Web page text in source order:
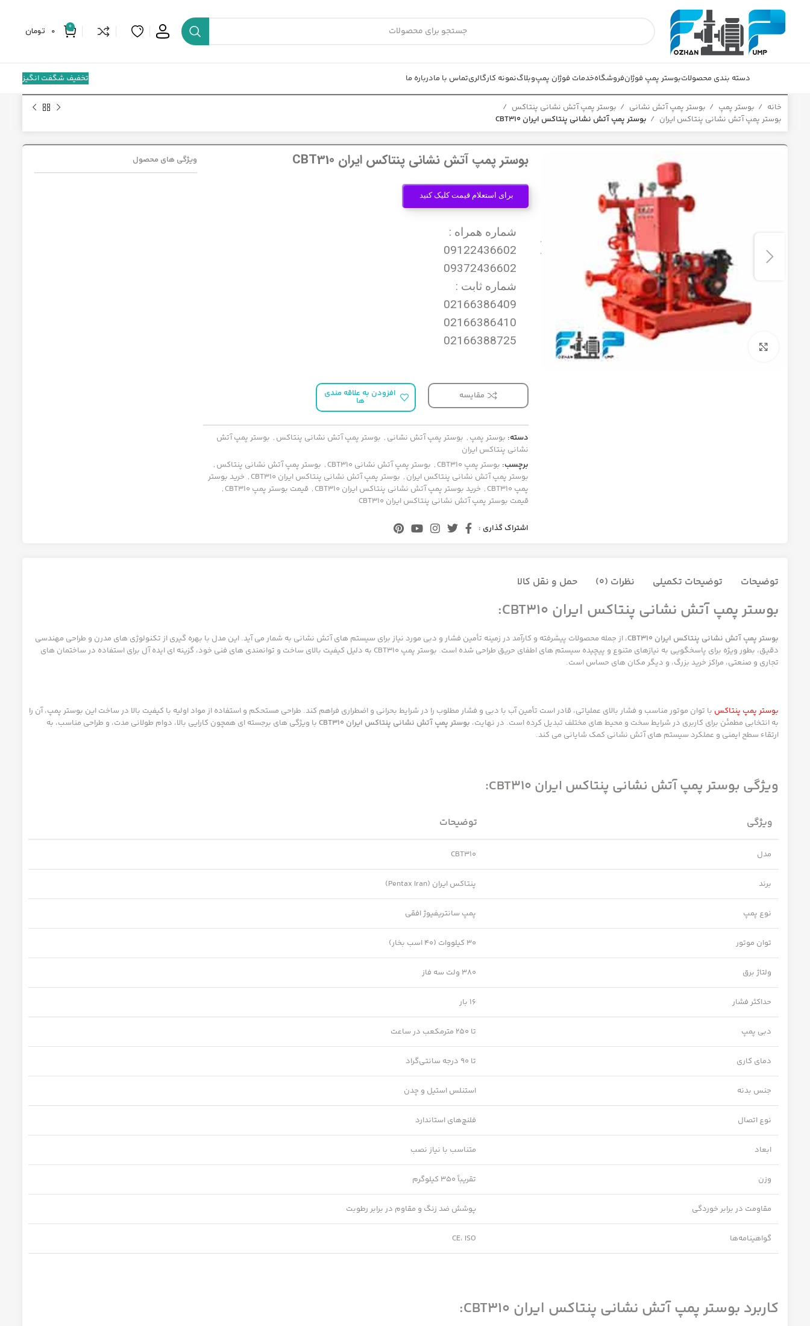
0
0 تومان
دسته بندی محصولاتبوستر پمپ فوژانفروشگاهخدمات فوژان پمپوبلاگنمونه کارگالریتماس با مادرباره ما تخفیف شگفت انگیز
خانه بوستر پمپ بوستر پمپ آتش نشانی
بوستر پمپ آتش نشانی پنتاکس
بوستر پمپ آتش نشانی پنتاکس ایران
بوستر پمپ آتش نشانی پنتاکس ایران CBT310
بوستر پمپ آتش نشانی پنتاکس ایران CBT310
برای استعلام قیمت کلیک کنید
شماره همراه :
09122436602
09372436602
شماره ثابت :
02166386409
02166386410
02166388725
مقایسه افزودن به علاقه مندی
ها
دسته: بوستر پمپ , بوستر پمپ آتش نشانی , بوستر پمپ آتش نشانی پنتاکس , بوستر پمپ آتش
نشانی پنتاکس ایران
برچسب: بوستر پمپ CBT310 , بوستر پمپ آتش نشانی CBT310 , بوستر پمپ آتش نشانی پنتاکس ,
بوستر پمپ آتش نشانی پنتاکس ایران , بوستر پمپ آتش نشانی پنتاکس ایران CBT310 , خرید بوستر
پمپ CBT310
, خرید بوستر پمپ آتش نشانی پنتاکس ایران CBT310 , قیمت بوستر پمپ CBT310
,
قیمت بوستر پمپ آتش نشانی پنتاکس ایران CBT310
اشتراک گذاری :
ویژگی های محصول
توضیحات توضیحات تکمیلی نظرات (0) حمل و نقل کالا
بوستر پمپ آتش نشانی پنتاکس ایران CBT310:
بوستر پمپ آتش نشانی پنتاکس ایران CBT310
، از جمله محصولات پیشرفته و کارآمد در زمینه تأمین فشار و دبی مورد نیاز برای سیستم های آتش نشانی به شمار می آید. این مدل با بهره گیری از تکنولوژی های مدرن و طراحی مهندسی
دقیق، بطور ویژه برای پاسخگویی به نیازهای متنوع و پیچیده سیستم های اطفای حریق طراحی شده است. بوستر پمپ CBT310 به دلیل کیفیت بالای ساخت و توانمندی های فنی خود، گزینه ای ایده آل برای استفاده در ساختمان های
تجاری و صنعتی، مراکز خرید بزرگ، و دیگر مکان های حساس است.
بوستر پمپ پنتاکس با توان موتور مناسب و فشار بالای عملیاتی، قادر است تأمین آب با دبی و فشار مطلوب را در شرایط بحرانی و اضطراری فراهم کند. طراحی مستحکم و استفاده از مواد اولیه با کیفیت بالا در ساخت این بوستر پمپ، آن را
به انتخابی مطمئن برای کاربری در شرایط سخت و محیط های مختلف تبدیل کرده است. در نهایت، بوستر پمپ آتش نشانی پنتاکس ایران CBT310
با ویژگی های برجسته ای همچون کارایی بالا، دوام طولانی مدت، و طراحی مناسب، به
ارتقاء سطح ایمنی و عملکرد سیستم های آتش نشانی کمک شایانی می کند.
ویژگی بوستر پمپ آتش نشانی پنتاکس ایران CBT310:
ویژگی توضیحات
مدل CBT310
برند پنتاکس ایران (Pentax Iran)
نوع پمپ پمپ سانتریفیوژ افقی
توان موتور 30 کیلووات (40 اسب بخار)
ولتاژ برق 380 ولت سه فاز
حداکثر فشار 16 بار
دبی پمپ تا 250 مترمکعب در ساعت
دمای کاری تا 90 درجه سانتی‌گراد
جنس بدنه استنلس استیل و چدن
نوع اتصال فلنچ‌های استاندارد
ابعاد متناسب با نیاز نصب
وزن تقریباً 350 کیلوگرم
مقاومت در برابر خوردگی پوشش ضد زنگ و مقاوم در برابر رطوبت
گواهینامه‌ها CE، ISO
کاربرد بوستر پمپ آتش نشانی پنتاکس ایران CBT310: